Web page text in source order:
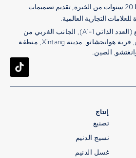
المصنعة للدينيم الموثوق بها 20 سنوات من الخبرة, تقديم تصميمات
التجارية العالمية.
أرضية 1-2, بناء المصنع (العدد الذاتي A1-1), الجانب الغربي من
طريق شينشي السريع, قرية هوانجشاتو, مدينة Xintang, منطقة
إنتاج
تصنيع
نسيج الدنيم
غسل الدنيم